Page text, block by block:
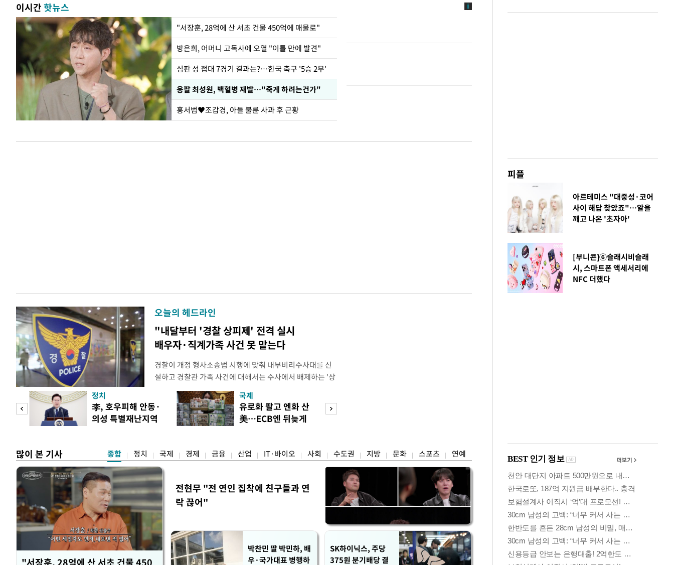
이시간핫뉴스
"서장훈, 28억에 산 서초 건물 450억에 매물로"
방은희, 어머니 고독사에 오열 "이틀 만에 발견"
심판 성 접대 7경기 결과는?…한국 축구 '5승 2무'
응팔 최성원, 백혈병 재발…"죽게 하려는건가"
홍서범♥조갑경, 아들 불륜 사과 후 근황
오늘의 헤드라인
"내달부터 '경찰 상피제' 전격 실시
배우자·직계가족 사건 못 맡는다
경찰이 개정 형사소송법 시행에 맞춰 내부비리수사대를 신
설하고 경찰관 가족 사건에 대해서는 수사에서 배제하는 '상
피제'를 도입한다. 경찰청은 7일 오후 3시 '개정 형사소송법
후속 조치 태스크포스(TF)' 회의를 열었다고 밝혔다. 경찰은
우선 올해 하반기 인사에 맞춰 기존 국가수사본부에서 운영
하던 수사감찰 기능을 인권감사관실로 이관·개편해 객관
정치
李, 호우피해 안동·
의성 특별재난지역
국제
유로화 팔고 엔화 산
美…ECB엔 뒤늦게
많이 본 기사 종합 정치 국제 경제 금융 산업 IT·바이오 사회 수도권 지방 문화 스포츠 연예
"서장훈, 28억에 산 서초 건물 450
전현무 "전 연인 집착에 친구들과 연
락 끊어"
박찬민 딸 박민하, 배
우·국가대표 병행하
SK하이닉스, 주당
375원 분기배당 결
피플
아르테미스 "대중성·코어
사이 해답 찾았죠"…알을
깨고 나온 '초자아'
[부니콘]⑥슬래시비슬래
시, 스마트폰 액세서리에
NFC 더했다